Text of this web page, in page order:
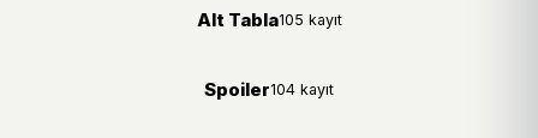
Alt Tabla105 kayıt
Spoiler104 kayıt